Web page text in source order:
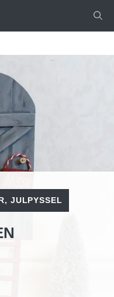
, JULPYSSEL